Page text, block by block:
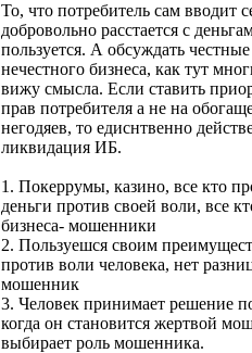
То, что потребитель сам вводит
добровольно расстается с
пользуется. А обсуждать
нечестного бизнеса, как тут
вижу смысла. Если ставить
прав потребителя а не на
негодяев, то едиснтвенно
ликвидация ИБ.
1. Покеррумы, казино, все кто
деньги против своей воли, все
бизнеса- мошенники
2. Пользуешся своим
против воли человека, нет
мошенник
3. Человек принимает решение
когда он становится жертвой
выбирает роль мошенника.